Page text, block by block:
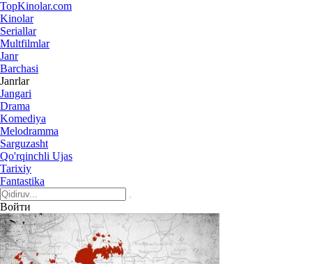
TopKinolar.com
Kinolar
Seriallar
Multfilmlar
Janr
Barchasi
Janrlar
Jangari
Drama
Komediya
Melodramma
Sarguzasht
Qo'rqinchli Ujas
Tarixiy
Fantastika
Войти